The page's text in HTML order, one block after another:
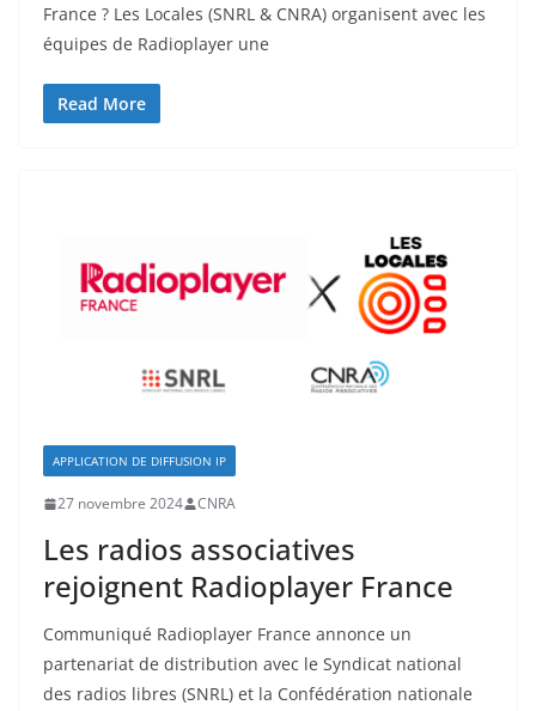
France ? Les Locales (SNRL & CNRA) organisent avec les
équipes de Radioplayer une
Read More
APPLICATION DE DIFFUSION IP
27 novembre 2024 CNRA
Les radios associatives
rejoignent Radioplayer France
Communiqué Radioplayer France annonce un
partenariat de distribution avec le Syndicat national
des radios libres (SNRL) et la Confédération nationale